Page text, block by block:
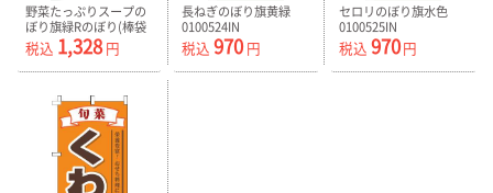
野菜たっぷりスープの
ぼり旗緑Rのぼり(棒袋
仕様)-0220221RIN
税込 1,328 円
長ねぎのぼり旗黄緑
0100524IN
税込 970円
セロリのぼり旗水色
0100525IN
税込 970円